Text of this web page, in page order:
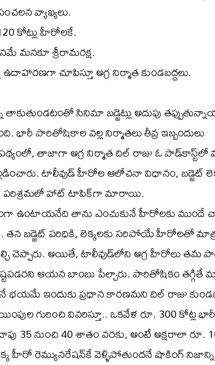
వ్యాఖ్యలు.
కోట్లు హీరోలకే.
మనకూ శ్రీరామరక్ష.
చూపిస్తూ అగ్ర నిర్మాత కుండబద్దలు.
సినిమా బడ్జెట్లు అదుపు
భారీ పారితోషికాల వల్ల నిర్మాతలు తీవ్ర ఇబ్బందులు
తాజాగా అగ్ర నిర్మాత దిల్ రాజు ఓ పాడ్‌కాస్ట్‌లో
టాలీవుడ్ హీరోల ఆలోచనా విధానం, బడ్జెట్
పరిశ్రమలో హాట్ టాపిక్‌గా మారాయి.
ఉంటాయనేది తాను ఎంచుకునే హీరోలకు ముందే
తన బడ్జెట్ పరిధికి, లెక్కలకు సరిపోయే హీరోలతో
చెప్పారు. అయితే, టాలీవుడ్‌లోని అగ్ర హీరోలు తమ
ఆయన బాంబు పేల్చారు. పారితోషికం
భయమే ఇందుకు ప్రధాన కారణమని దిల్ రాజు
గురించి వివరిస్తూ.. ఒకవేళ రూ. 300 కోట్ల
35 నుంచి 40 శాతం వరకు, అంటే అక్షరాలా రూ.
హీరో రెమ్యునరేషన్‌కే వెళ్ళిపోతుందనే షాకింగ్